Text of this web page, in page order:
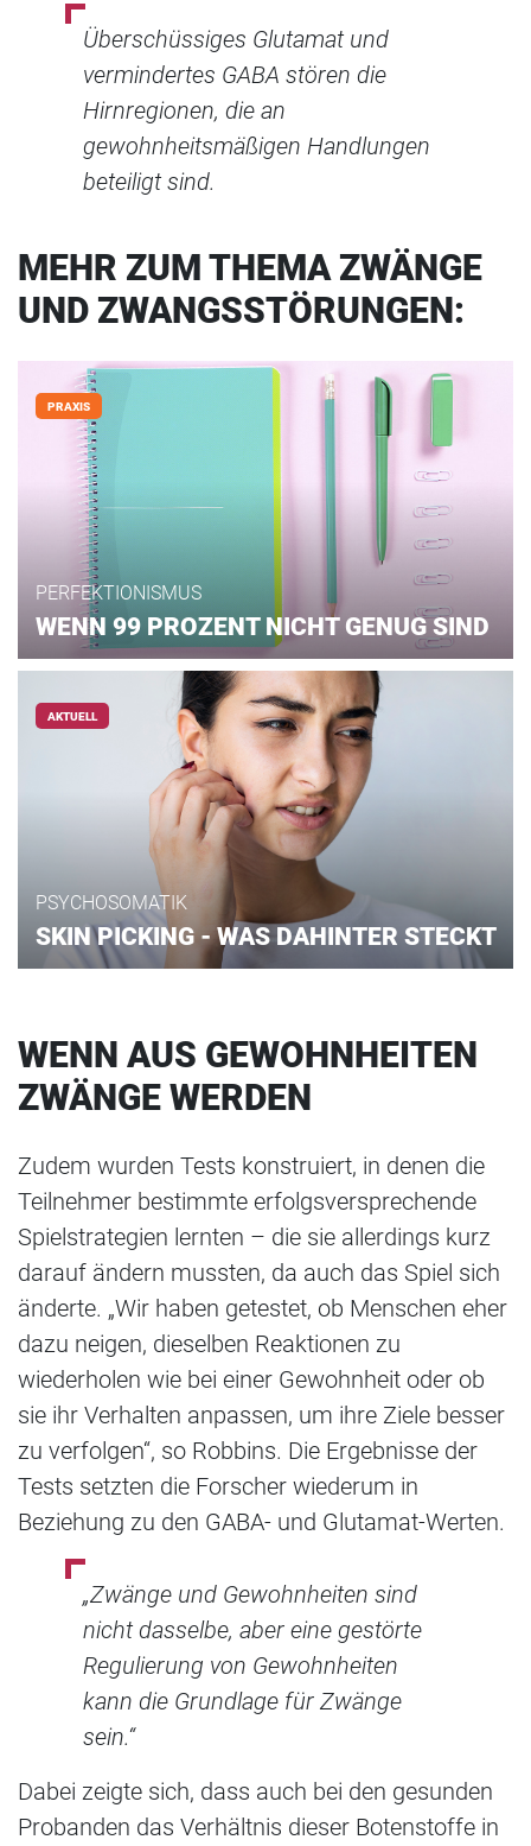
Überschüssiges Glutamat und
vermindertes GABA stören die
Hirnregionen, die an
gewohnheitsmäßigen Handlungen
beteiligt sind.
MEHR ZUM THEMA ZWÄNGE
UND ZWANGSSTÖRUNGEN:
PRAXIS
PERFEKTIONISMUS
WENN 99 PROZENT NICHT GENUG SIND
AKTUELL
PSYCHOSOMATIK
SKIN PICKING - WAS DAHINTER STECKT
WENN AUS GEWOHNHEITEN
ZWÄNGE WERDEN
Zudem wurden Tests konstruiert, in denen die
Teilnehmer bestimmte erfolgsversprechende
Spielstrategien lernten – die sie allerdings kurz
darauf ändern mussten, da auch das Spiel sich
änderte. „Wir haben getestet, ob Menschen eher
dazu neigen, dieselben Reaktionen zu
wiederholen wie bei einer Gewohnheit oder ob
sie ihr Verhalten anpassen, um ihre Ziele besser
zu verfolgen“, so Robbins. Die Ergebnisse der
Tests setzten die Forscher wiederum in
Beziehung zu den GABA- und Glutamat-Werten.
„Zwänge und Gewohnheiten sind
nicht dasselbe, aber eine gestörte
Regulierung von Gewohnheiten
kann die Grundlage für Zwänge
sein.“
Dabei zeigte sich, dass auch bei den gesunden
Probanden das Verhältnis dieser Botenstoffe in